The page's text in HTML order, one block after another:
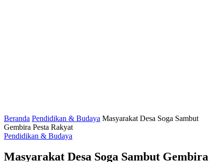
Beranda Pendidikan & Budaya Masyarakat Desa Soga Sambut
Gembira Pesta Rakyat
Pendidikan & Budaya
Masyarakat Desa Soga Sambut Gembira